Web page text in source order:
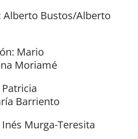
Alberto Bustos/Alberto
Mario
Moriamé
Patricia
Barriento
Inés Murga-Teresita